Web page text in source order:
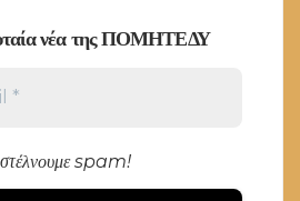
νέα της ΠΟΜΗΤΕΔΥ
spam!